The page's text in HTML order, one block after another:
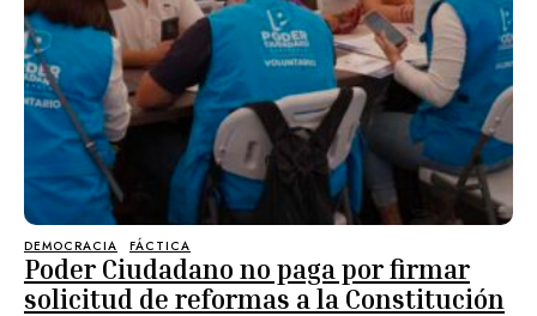
DEMOCRACIA FÁCTICA
Poder Ciudadano no paga por firmar
solicitud de reformas a la Constitución